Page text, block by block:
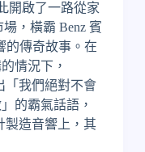
開啟了一路從家
，橫霸 Benz 賓
的傳奇故事。在
情況下，
「我們絕對不會
的霸氣話語，
製造音響上，其